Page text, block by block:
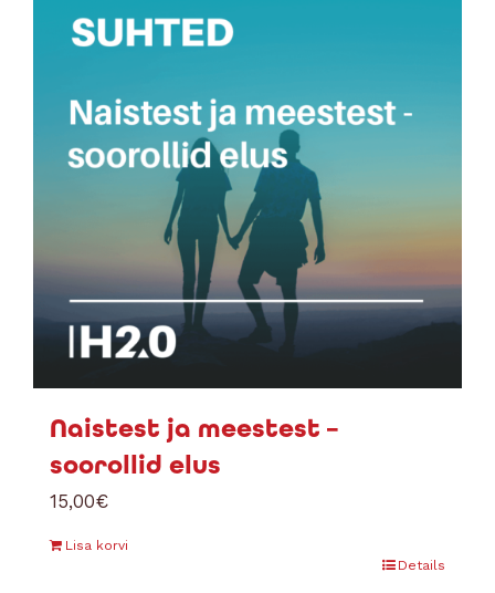
Naistest ja meestest –
soorollid elus
15,00€
Lisa korvi
Details